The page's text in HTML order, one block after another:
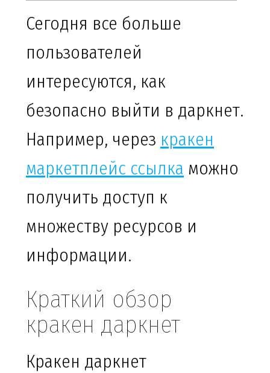
Сегодня все больше
пользователей
интересуются, как
безопасно выйти в даркнет.
Например, через кракен
маркетплейс ссылка можно
получить доступ к
множеству ресурсов и
информации.
Краткий обзор
кракен даркнет
Кракен даркнет